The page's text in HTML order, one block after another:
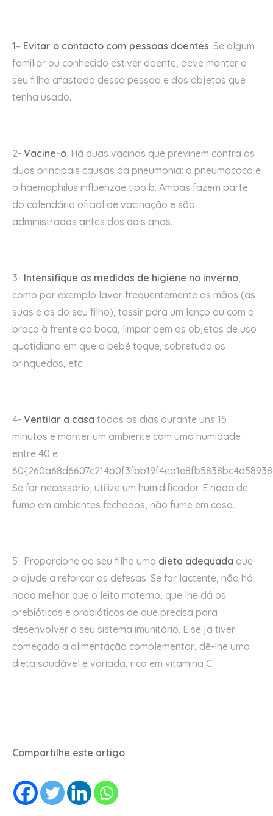
1– Evitar o contacto com pessoas doentes. Se algum
familiar ou conhecido estiver doente, deve manter o
seu filho afastado dessa pessoa e dos objetos que
tenha usado.
2- Vacine-o. Há duas vacinas que previnem contra as
duas principais causas da pneumonia: o pneumococo e
o haemophilus influenzae tipo b. Ambas fazem parte
do calendário oficial de vacinação e são
administradas antes dos dois anos.
3- Intensifique as medidas de higiene no inverno,
como por exemplo lavar frequentemente as mãos (as
suas e as do seu filho), tossir para um lenço ou com o
braço à frente da boca, limpar bem os objetos de uso
quotidiano em que o bebé toque, sobretudo os
brinquedos, etc.
4- Ventilar a casa todos os dias durante uns 15
minutos e manter um ambiente com uma humidade
entre 40 e
Se for necessário, utilize um humidificador. E nada de
fumo em ambientes fechados, não fume em casa.
5- Proporcione ao seu filho uma dieta adequada que
o ajude a reforçar as defesas. Se for lactente, não há
nada melhor que o leito materno, que lhe dá os
prebióticos e probióticos de que precisa para
desenvolver o seu sistema imunitário. E se já tiver
começado a alimentação complementar, dê-lhe uma
dieta saudável e variada, rica em vitamina C.
Compartilhe este artigo